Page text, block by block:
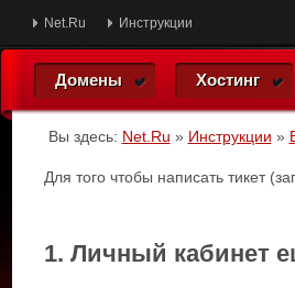
Net.Ru Инструкции
Домены Хостинг
Вы здесь: Net.Ru » Инструкции »
Для того чтобы написать тикет
1. Личный кабинет